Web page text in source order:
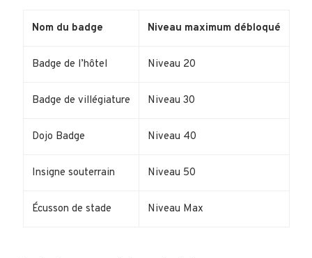
Nom du badge Niveau maximum débloqué
Badge de l’hôtel Niveau 20
Badge de villégiature Niveau 30
Dojo Badge Niveau 40
Insigne souterrain Niveau 50
Écusson de stade Niveau Max